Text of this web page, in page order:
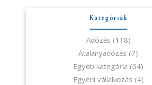
Kategóriák
Adózás (118)
Átalányadózás (7)
Egyéb kategória (64)
Egyéni vállalkozás (4)